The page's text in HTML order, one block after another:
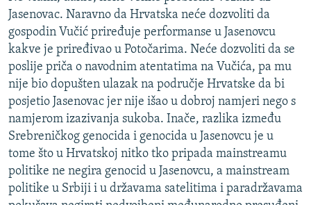
Jasenovac. Naravno da Hrvatska neće dozvoliti da
gospodin Vučić priređuje performanse u Jasenovcu
kakve je priređivao u Potočarima. Neće dozvoliti da se
poslije priča o navodnim atentatima na Vučića, pa mu
nije bio dopušten ulazak na područje Hrvatske da bi
posjetio Jasenovac jer nije išao u dobroj namjeri nego s
namjerom izazivanja sukoba. Inače, razlika između
Srebreničkog genocida i genocida u Jasenovcu je u
tome što u Hrvatskoj nitko tko pripada mainstreamu
politike ne negira genocid u Jasenovcu, a mainstream
politike u Srbiji i u državama satelitima i paradržavama